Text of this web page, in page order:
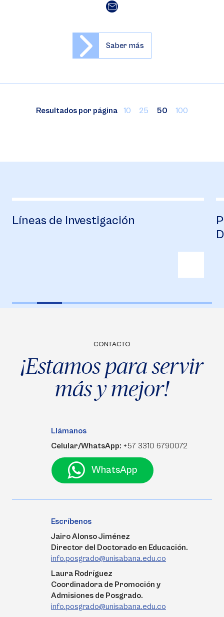
Saber más
Resultados por página 10 25 50 100
Líneas de Investigación
CONTACTO
¡Estamos para servir
más y mejor!
Llámanos
Celular/WhatsApp: +57 3310 6790072
WhatsApp
Escríbenos
Jairo Alonso Jiménez
Director del Doctorado en Educación.
info.posgrado@unisabana.edu.co
Laura Rodríguez
Coordinadora de Promoción y
Admisiones de Posgrado.
info.posgrado@unisabana.edu.co